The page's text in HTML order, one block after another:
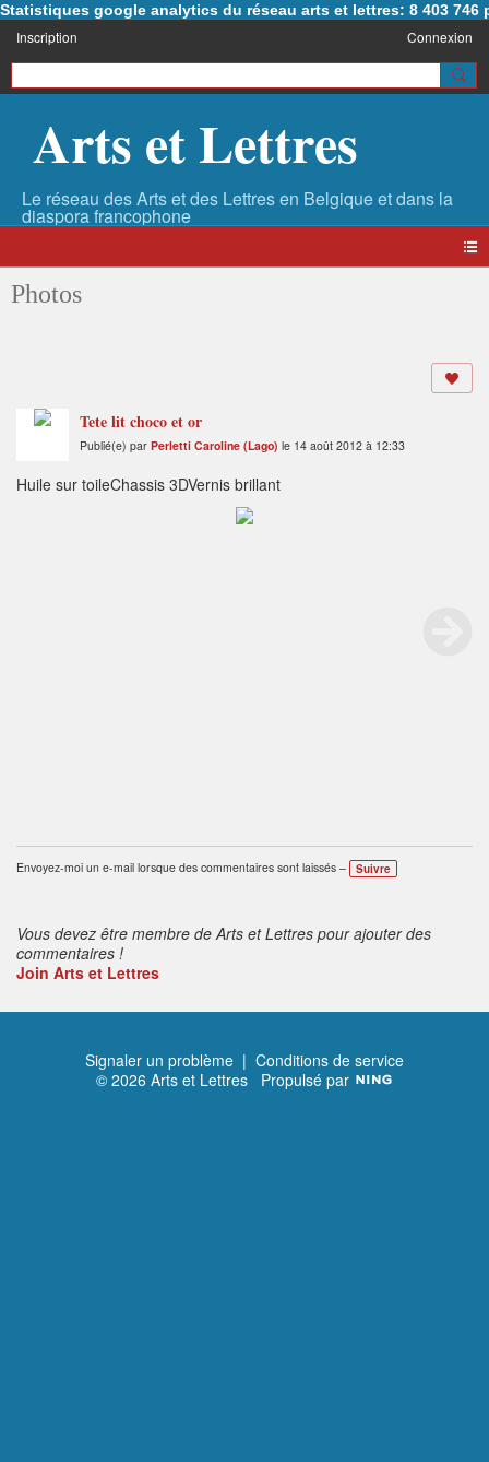
Statistiques google analytics du réseau arts et lettres: 8 403 746
Inscription Connexion
Arts et Lettres
Photos
Tete lit choco et or
Publié(e) par Perletti Caroline (Lago) le 14 août 2012 à 12:33
Huile sur toileChassis 3DVernis brillant
Envoyez-moi un e-mail lorsque des commentaires sont laissés – Suivre
Vous devez être membre de Arts et Lettres pour ajouter des
commentaires !
Join Arts et Lettres
Signaler un problème | Conditions de service
© 2026 Arts et Lettres Propulsé par